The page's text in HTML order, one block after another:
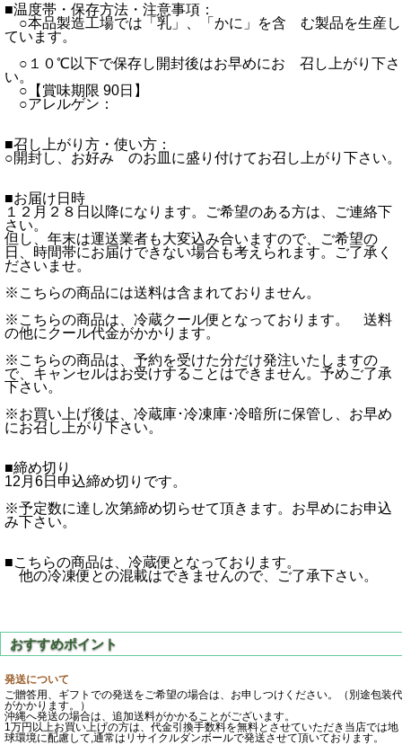
■温度帯・保存方法・注意事項：
○本品製造工場では「乳」、「かに」を含 む製品を生産し
ています。
○１０℃以下で保存し開封後はお早めにお 召し上がり下さ
い。
○【賞味期限 90日】
○アレルゲン：
■召し上がり方・使い方：
○開封し、お好み のお皿に盛り付けてお召し上がり下さい。
■お届け日時
１２月２８日以降になります。ご希望のある方は、ご連絡下
さい。
但し、年末は運送業者も大変込み合いますので、ご希望の
日、時間帯にお届けできない場合も考えられます。ご了承く
ださいませ。
※こちらの商品には送料は含まれておりません。
※こちらの商品は、冷蔵クール便となっております。 送料
の他にクール代金がかかります。
※こちらの商品は、予約を受けた分だけ発注いたしますの
で、キャンセルはお受けすることはできません。予めご了承
下さい。
※お買い上げ後は、冷蔵庫･冷凍庫･冷暗所に保管し、お早め
にお召し上がり下さい。
■締め切り
12月6日申込締め切りです。
※予定数に達し次第締め切らせて頂きます。お早めにお申込
み下さい。
■こちらの商品は、冷蔵便となっております。
他の冷凍便との混載はできませんので、ご了承下さい。
発送について
ご贈答用、ギフトでの発送をご希望の場合は、お申しつけください。（別途包装代
がかかります。）
沖縄へ発送の場合は、追加送料がかかることがございます。
1万円以上お買い上げの方は、代金引換手数料を無料とさせていただき当店では地
球環境に配慮して,通常はリサイクルダンボールで発送させて頂いております。